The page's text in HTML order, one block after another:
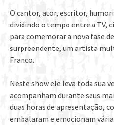
O cantor, ator, escritor,
dividindo o tempo entre a TV,
para comemorar a nova fase
surpreendente, um artista
Franco.
Neste show ele leva toda sua
acompanham durante seus
duas horas de apresentação,
embalaram e emocionam